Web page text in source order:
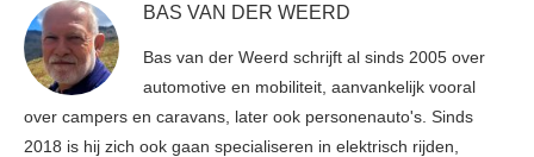
BAS VAN DER WEERD
Bas van der Weerd schrijft al sinds 2005 over
automotive en mobiliteit, aanvankelijk vooral
over campers en caravans, later ook personenauto's. Sinds
2018 is hij zich ook gaan specialiseren in elektrisch rijden,